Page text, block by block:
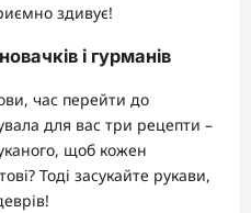
здивує!
і гурманів
час перейти до
для вас три рецепти –
щоб кожен
Тоді засукайте рукави,